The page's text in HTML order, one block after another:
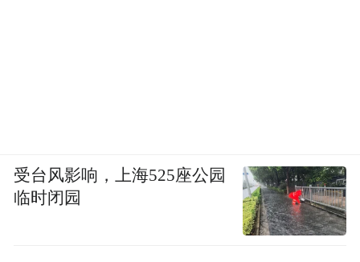
受台风影响，上海525座公园
临时闭园